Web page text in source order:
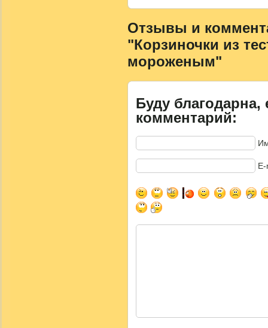
Отзывы и
"Корзиночки из
мороженым"
Буду благодарна,
комментарий: